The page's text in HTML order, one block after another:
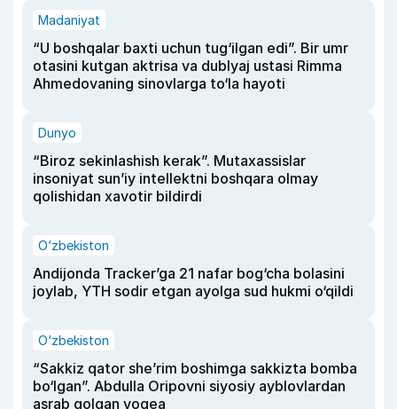
Madaniyat
“U boshqalar baxti uchun tug‘ilgan edi”. Bir umr
otasini kutgan aktrisa va dublyaj ustasi Rimma
Ahmedovaning sinovlarga to‘la hayoti
Dunyo
“Biroz sekinlashish kerak”. Mutaxassislar
insoniyat sun’iy intellektni boshqara olmay
qolishidan xavotir bildirdi
O‘zbekiston
Andijonda Tracker’ga 21 nafar bog‘cha bolasini
joylab, YTH sodir etgan ayolga sud hukmi o‘qildi
O‘zbekiston
“Sakkiz qator she’rim boshimga sakkizta bomba
bo‘lgan”. Abdulla Oripovni siyosiy ayblovlardan
asrab qolgan voqea